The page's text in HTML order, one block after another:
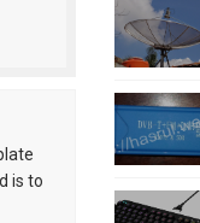
is to